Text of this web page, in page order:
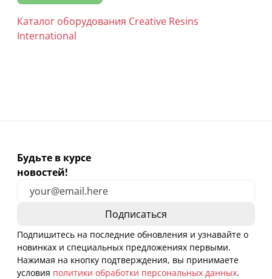
Каталог оборудования Creative Resins
International
Будьте в курсе
новостей!
Подпишитесь на последние обновления и узнавайте о
новинках и специальных предложениях первыми.
Нажимая на кнопку подтверждения, вы принимаете
условия политики обработки персональных данных.